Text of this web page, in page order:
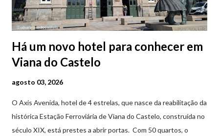
Há um novo hotel para conhecer em
Viana do Castelo
agosto 03, 2026
O Axis Avenida, hotel de 4 estrelas, que nasce da reabilitação da
histórica Estação Ferroviária de Viana do Castelo, construída no
século XIX, está prestes a abrir portas. Com 50 quartos, o